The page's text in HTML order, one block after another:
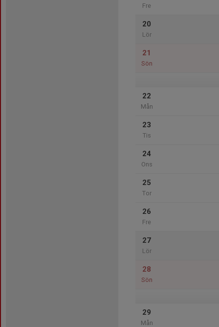
Fre
20
Lör
21
Sön
22
Mån
23
Tis
24
Ons
25
Tor
26
Fre
27
Lör
28
Sön
29
Mån